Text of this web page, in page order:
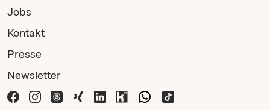
Jobs
Kontakt
Presse
Newsletter